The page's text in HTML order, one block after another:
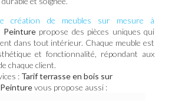
création de meubles sur mesure à
Peinturepropose des pièces uniques qui
dans tout intérieur. Chaque meuble est
et fonctionnalité, répondant aux
chaque client.
: Tarif terrasse en bois sur
vous propose aussi :